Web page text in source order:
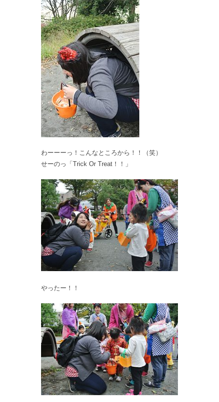
わーーーっ！こんなところから！！（笑）
せーのっ「Trick Or Treat！！」
やったー！！